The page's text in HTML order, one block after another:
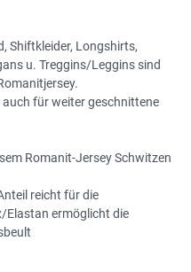
Shiftkleider, Longshirts,
u. Treggins/Leggins sind
auch für weiter geschnittene
Romanit-Jersey Schwitzen
reicht für die
Elastan ermöglicht die